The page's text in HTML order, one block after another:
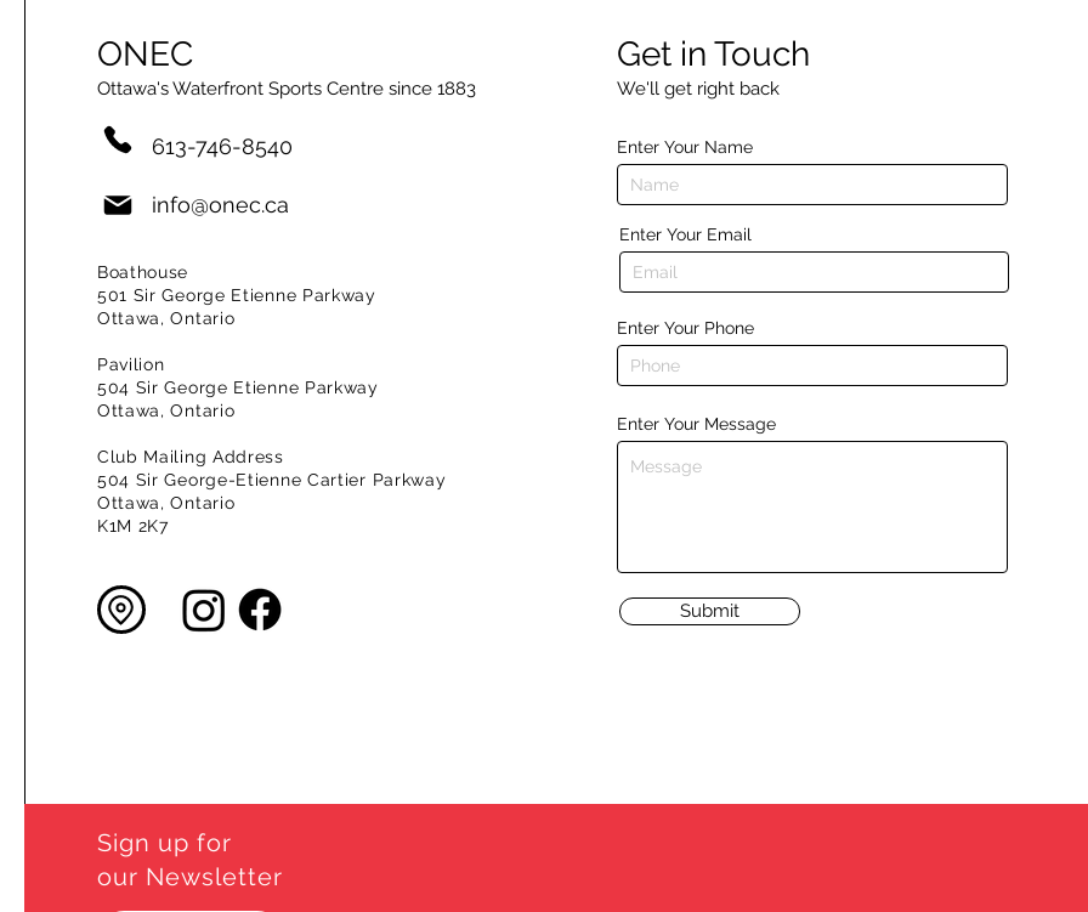
ONEC
Ottawa's Waterfront Sports Centre since 1883
613-746-8540
info@onec.ca
Boathouse
501 Sir George Etienne Parkway
Ottawa, Ontario
Pavilion
504 Sir George Etienne Parkway
Ottawa, Ontario
Club Mailing Address
504 Sir George-Etienne Cartier Parkway
Ottawa, Ontario
K1M 2K7
Get in Touch
We'll get right back
Enter Your Name
Enter Your Email
Enter Your Phone
Enter Your Message
Submit
Sign up for
our Newsletter